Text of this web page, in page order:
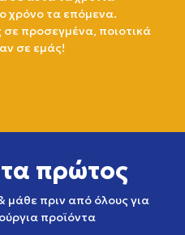
χρόνο τα επόμενα.
προσεγμένα, ποιοτικά
σε εμάς!
πρώτος
πριν από όλους για
προϊόντα